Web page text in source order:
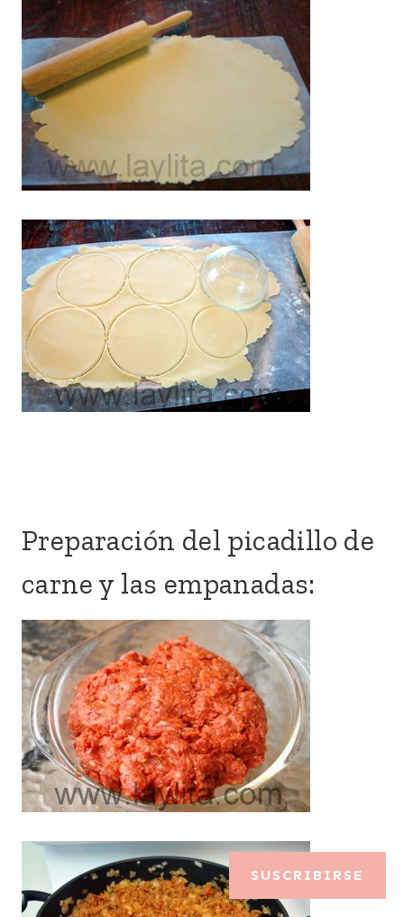
Preparación del picadillo de
carne y las empanadas:
SUSCRIBIRSE